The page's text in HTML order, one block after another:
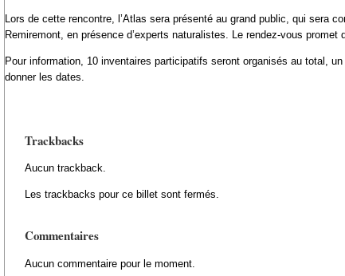
Lors de cette rencontre, l’Atlas sera présenté au grand public, qui sera
Remiremont, en présence d’experts naturalistes. Le rendez-vous promet
Pour information, 10 inventaires participatifs seront organisés au total,
donner les dates.
Trackbacks
Aucun trackback.
Les trackbacks pour ce billet sont fermés.
Commentaires
Aucun commentaire pour le moment.